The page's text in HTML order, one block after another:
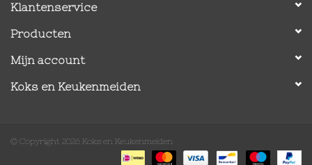
Klantenservice
Producten
Mijn account
Koks en Keukenmeiden
© Copyright 2026 Koks en Keukenmeiden